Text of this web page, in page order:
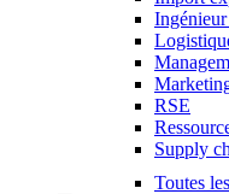
Ingénieur
RSE
Supply
Toutes